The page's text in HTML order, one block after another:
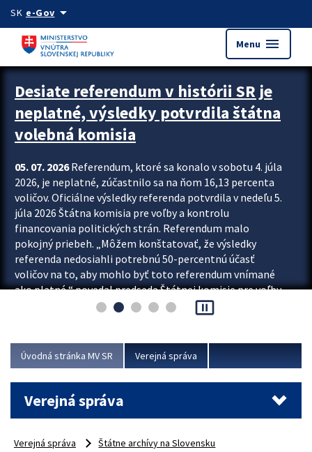
Preskocit na hlavný obsah
SK e-Govarrow_drop_down
Menu menu
Zastavit automatický posun upútavok
Desiate referendum v histórii SR je
neplatné, výsledky potvrdila štátna
volebná komisia
05. 07. 2026Referendum, ktoré sa konalo v sobotu 4. júla
2026, je neplatné, zúčastnilo sa na ňom 16,13 percenta
voličov. Oficiálne výsledky referenda potvrdila v nedeľu 5.
júla 2026 Štátna komisia pre voľby a kontrolu
financovania politických strán. Referendum malo
pokojný priebeh. „Môžem konštatovať, že výsledky
referenda nedosiahli potrebnú 50-percentnú účasť
voličov na to, aby mohlo byť toto referendum vnímané
ako platné,“ povedal predseda Štátnej komisie pre voľby
a kontrolu financovania politických...
pause_presentation
Úvodná stránka MV SR Verejná správa
Verejná správa
Verejná správa
Štátne archívy na Slovensku